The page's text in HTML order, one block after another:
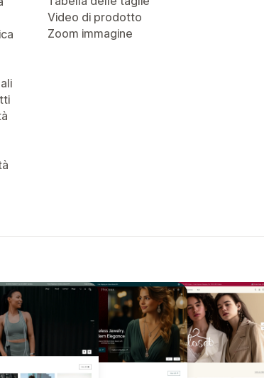
Video di prodotto
Zoom immagine